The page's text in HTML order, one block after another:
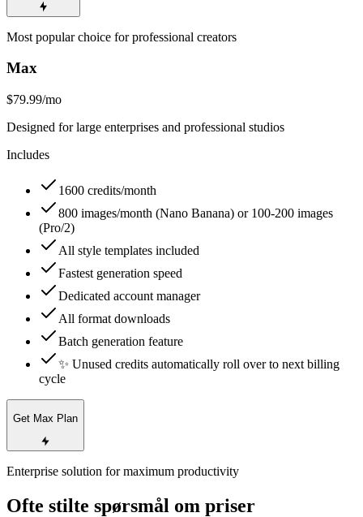
Most popular choice for professional creators
Max
$79.99/mo
Designed for large enterprises and professional studios
Includes
1600 credits/month
800 images/month (Nano Banana) or 100-200 images
(Pro/2)
All style templates included
Fastest generation speed
Dedicated account manager
All format downloads
Batch generation feature
✨ Unused credits automatically roll over to next billing
cycle
Get Max Plan
Enterprise solution for maximum productivity
Ofte stilte spørsmål om priser